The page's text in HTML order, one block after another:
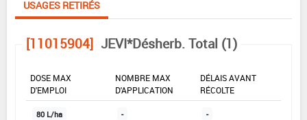
USAGES RETIRÉS
[11015904] JEVI*Désherb. Total (1)
DOSE MAX
D'EMPLOI
NOMBRE MAX
D'APPLICATION
DÉLAIS AVANT
RÉCOLTE
80 L/ha - -